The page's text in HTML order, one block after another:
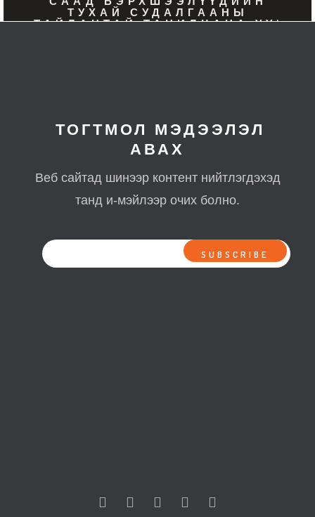
ТУХАЙ СУДАЛГААНЫ
ТАЙЛАНТАЙ ТАНИЛЦАНА УУ!
ТОГТМОЛ МЭДЭЭЛЭЛ
АВАХ
Веб сайтад шинээр контент нийтлэгдэхэд
танд и-мэйлээр очих болно.